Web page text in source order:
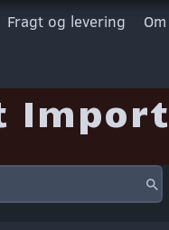
Fragt og levering
Import